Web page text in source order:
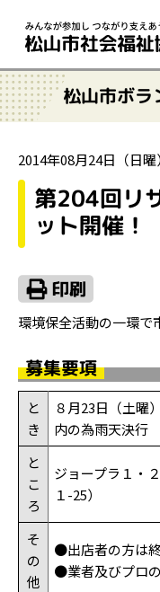
松山市ボラ
2014年08月24日（日
第204回リ
ット開催！
環境保全活動の一環で
募集要項
と
き
８月23日（土
内の為雨天決行
と
こ
ろ
ジョープラ１・
１-25）
そ
の
他
●出店者の方は
●業者及びプロ